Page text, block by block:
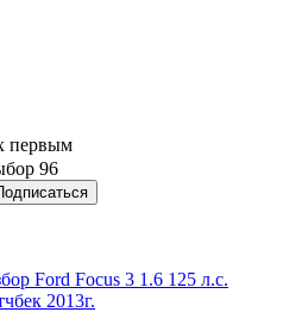
первым
96
Ford Focus 3 1.6 125 л.с.
2013г.